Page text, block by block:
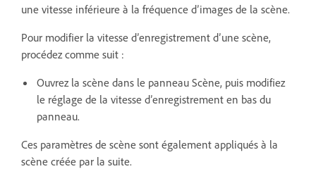
une vitesse inférieure à la fréquence d’images de la scène.
Pour modifier la vitesse d’enregistrement d’une scène,
procédez comme suit :
Ouvrez la scène dans le panneau Scène, puis modifiez
le réglage de la vitesse d’enregistrement en bas du
panneau.
Ces paramètres de scène sont également appliqués à la
scène créée par la suite.